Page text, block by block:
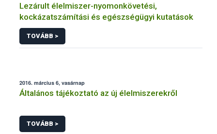
Lezárult élelmiszer-nyomonkövetési,
kockázatszámítási és egészségügyi kutatások
TOVÁBB >
2016. március 6, vasárnap
Általános tájékoztató az új élelmiszerekről
TOVÁBB >